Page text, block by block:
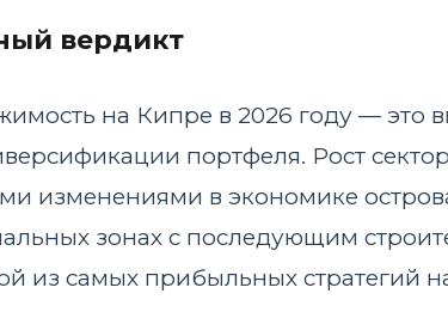
вердикт
на Кипре в 2026 году — это
портфеля. Рост
изменениями в экономике
зонах с последующим
из самых прибыльных стратегий